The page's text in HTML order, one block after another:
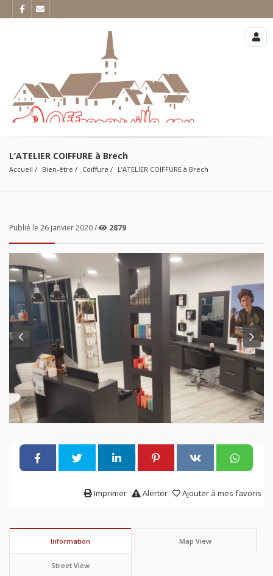
L’ATELIER COIFFURE à Brech
Accueil Bien-être Coiffure L’ATELIER COIFFURE à Brech
Publié le 26 janvier 2020 / 2879
Ajouter à mes favoris
Alerter
Imprimer
Information Map View
Street View